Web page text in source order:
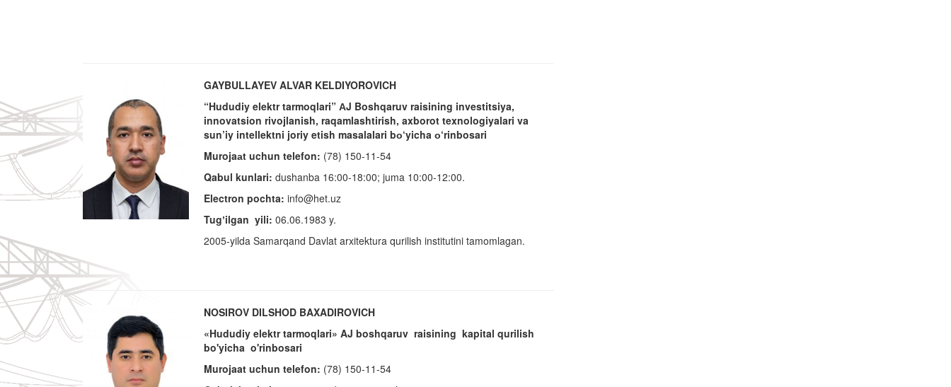
GAYBULLAYEV ALVAR KELDIYOROVICH
“Hududiy elektr tarmoqlari” АJ Boshqaruv raisining investitsiya,
innovatsion rivojlanish, raqamlashtirish, axborot texnologiyalari va
sun’iy intellektni joriy etish masalalari bо‘yicha о‘rinbosari
Murojaаt uchun telefon: (78) 150-11-54
Qabul kunlari: dushanba 16:00-18:00; juma 10:00-12:00.
Electron pochta: info@het.uz
Tugʼilgan yili: 06.06.1983 y.
2005-yilda Samarqand Davlat arxitektura qurilish institutini tamomlagan.
NOSIROV DILSHOD BAXADIROVICH
«Hududiy elektr tarmoqlari» AJ boshqaruv raisining kapital qurilish
bo'yicha o'rinbosari
Murojaat uchun telefon: (78) 150-11-54